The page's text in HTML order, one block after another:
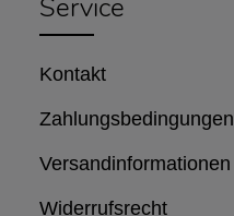
Service
Kontakt
Zahlungsbedingungen
Versandinformationen
Widerrufsrecht